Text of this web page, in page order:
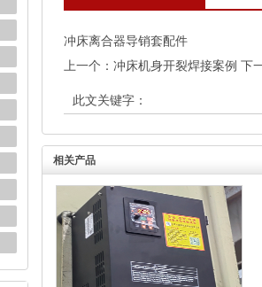
冲床离合器导销套配件
上一个： 冲床机身开裂焊接案例 下
此文关键字：
相关产品